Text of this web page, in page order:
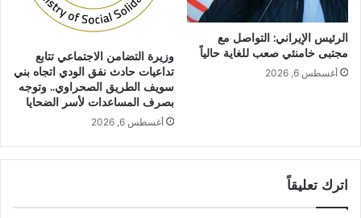
الرئيس الإيراني: التواصل مع
مجتبى خامنئي صعب للغاية حالياً
أغسطس 6, 2026
وزيرة التضامن الاجتماعي تتابع
تداعيات حادث نفق الودي اتجاه بني
سويف الطريق الصحراوي.. وتوجه
بصرف المساعدات لأسر الضحايا
أغسطس 6, 2026
اترك تعليقاً